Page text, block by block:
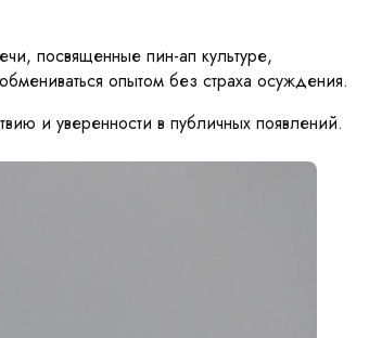
посвященные пин-ап культуре,
опытом без страха осуждения.
и уверенности в публичных появлений.